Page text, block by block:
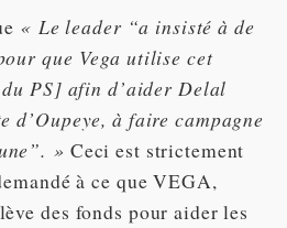
« Le leader “a insisté à de
que Vega utilise cet
PS] afin d’aider Delal
d’Oupeye, à faire campagne
» Ceci est strictement
à ce que VEGA,
des fonds pour aider les